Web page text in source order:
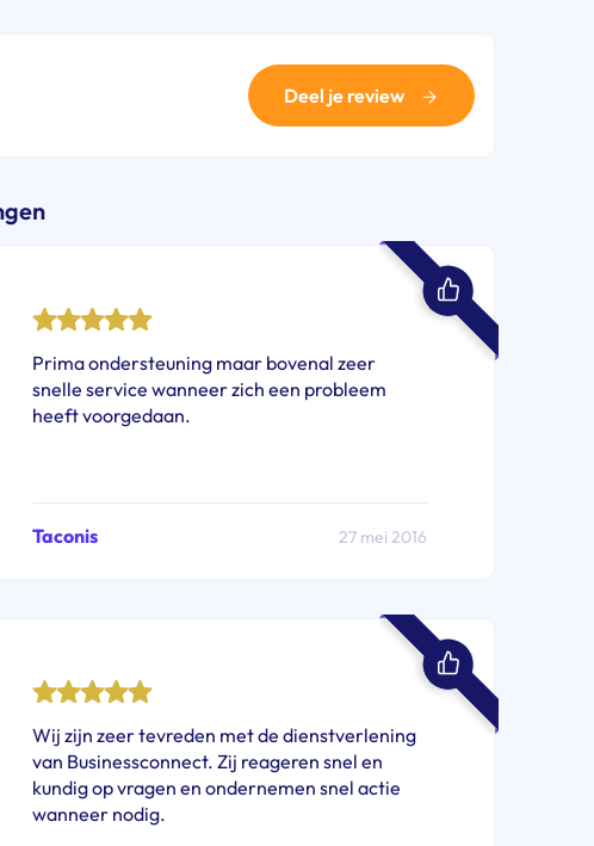
Deel je review
Prima ondersteuning maar bovenal zeer
snelle service wanneer zich een probleem
heeft voorgedaan.
Taconis 27 mei 2016
Wij zijn zeer tevreden met de dienstverlening
van Businessconnect. Zij reageren snel en
kundig op vragen en ondernemen snel actie
wanneer nodig.